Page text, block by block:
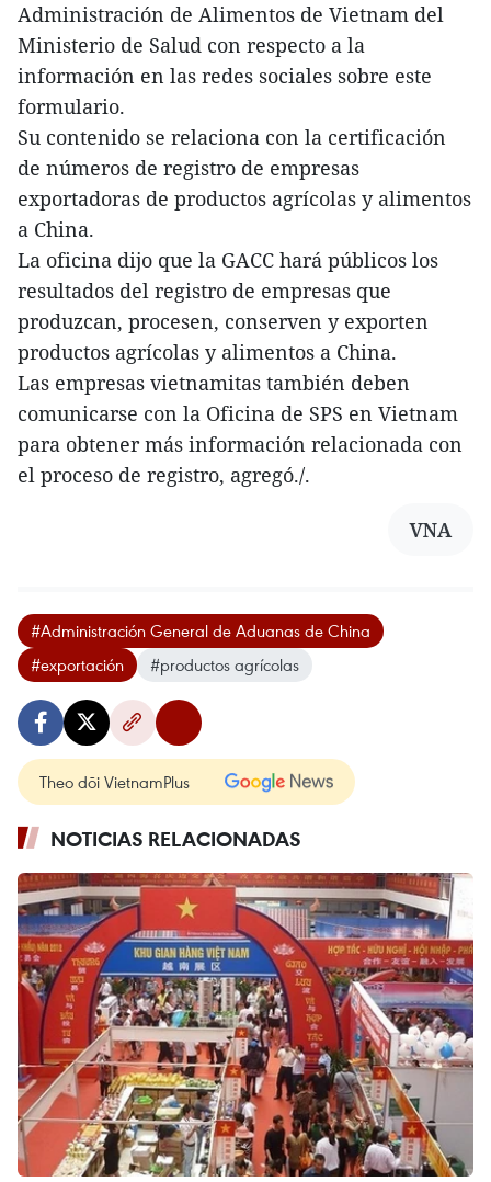
Administración de Alimentos de Vietnam del
Ministerio de Salud con respecto a la
información en las redes sociales sobre este
formulario.
Su contenido se relaciona con la certificación
de números de registro de empresas
exportadoras de productos agrícolas y alimentos
a China.
La oficina dijo que la GACC hará públicos los
resultados del registro de empresas que
produzcan, procesen, conserven y exporten
productos agrícolas y alimentos a China.
Las empresas vietnamitas también deben
comunicarse con la Oficina de SPS en Vietnam
para obtener más información relacionada con
el proceso de registro, agregó./.
VNA
#Administración General de Aduanas de China
#exportación
#productos agrícolas
Theo dõi VietnamPlus
NOTICIAS RELACIONADAS